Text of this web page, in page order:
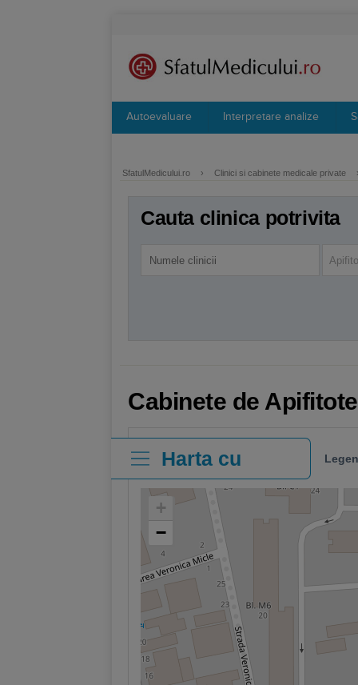
Autoevaluare Interpretare analize
SfatulMedicului.ro › Clinici si cabinete medicale private
Cauta clinica potrivita
Cabinete de
Harta cu
clinici
+
−